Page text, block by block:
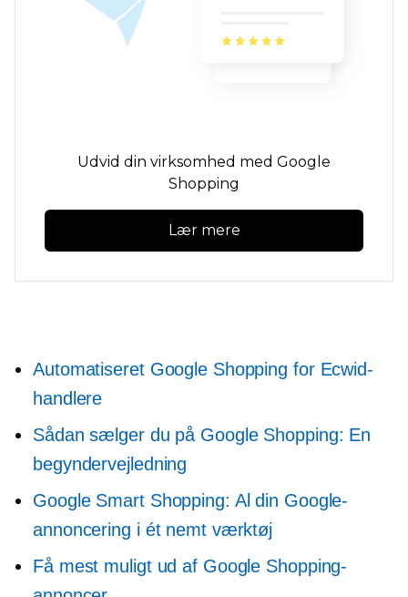
Udvid din virksomhed med Google
Shopping
Lær mere
Automatiseret Google Shopping for Ecwid-
handlere
Sådan sælger du på Google Shopping: En
begyndervejledning
Google Smart Shopping: Al din Google-
annoncering i ét nemt værktøj
Få mest muligt ud af Google Shopping-